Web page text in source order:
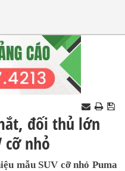
đối thủ lớn
cỡ nhỏ
mẫu SUV cỡ nhỏ Puma